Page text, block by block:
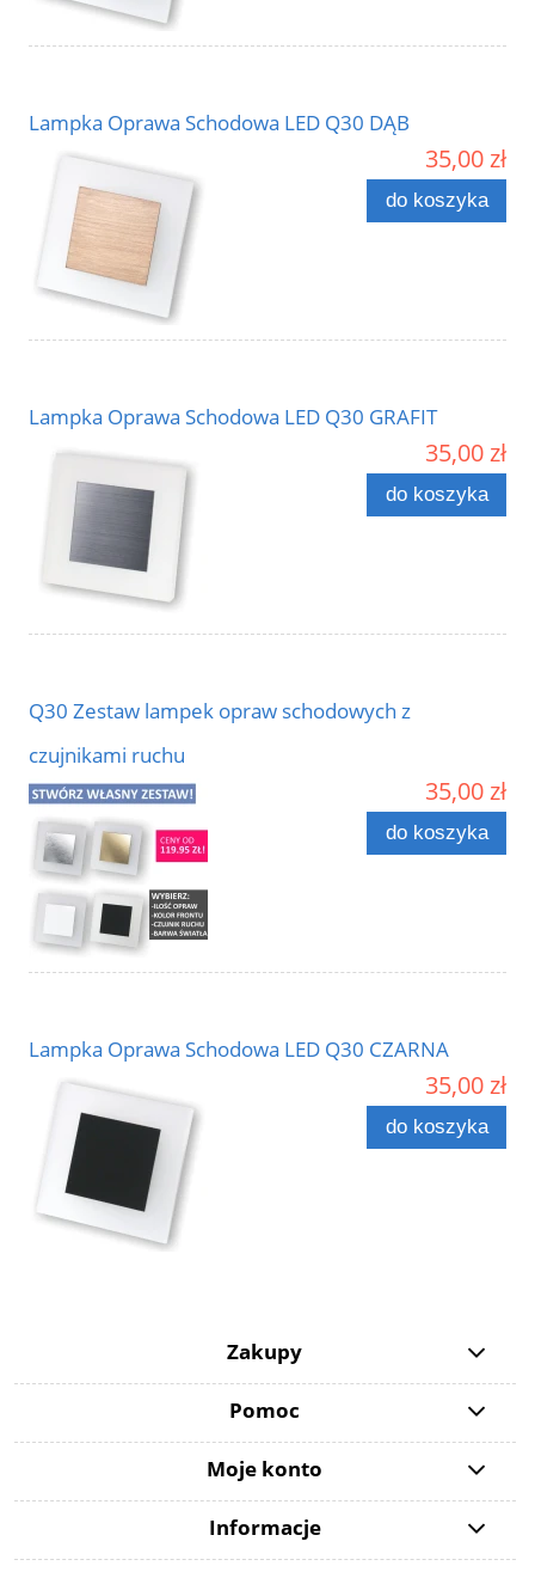
Lampka Oprawa Schodowa LED Q30 DĄB
35,00 zł
do koszyka
Lampka Oprawa Schodowa LED Q30 GRAFIT
35,00 zł
do koszyka
Q30 Zestaw lampek opraw schodowych z
czujnikami ruchu
35,00 zł
do koszyka
Lampka Oprawa Schodowa LED Q30 CZARNA
35,00 zł
do koszyka
Zakupy
Pomoc
Moje konto
Informacje